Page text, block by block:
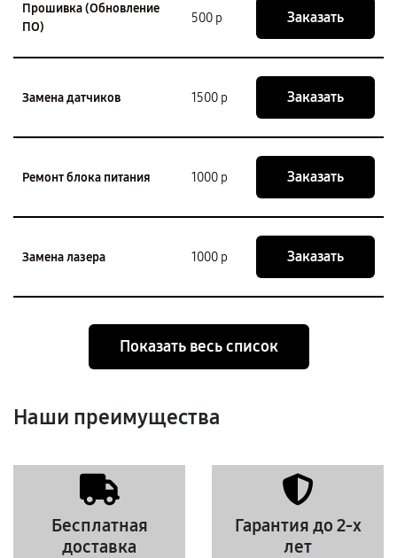
Прошивка (Обновление
ПО)
500 р Заказать
Замена датчиков 1500 р Заказать
Ремонт блока питания 1000 р Заказать
Замена лазера 1000 р Заказать
Показать весь список
Наши преимущества
Бесплатная
доставка
Гарантия до 2-х
лет